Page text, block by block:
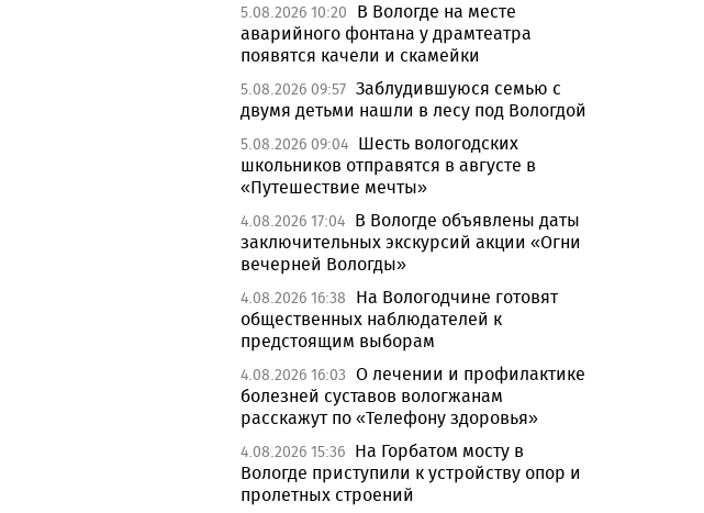
5.08.2026 10:20
В Вологде на месте
аварийного фонтана у драмтеатра
появятся качели и скамейки
5.08.2026 09:57 Заблудившуюся семью с
двумя детьми нашли в лесу под Вологдой
5.08.2026 09:04 Шесть вологодских
школьников отправятся в августе в
«Путешествие мечты»
4.08.2026 17:04 В Вологде объявлены даты
заключительных экскурсий акции «Огни
вечерней Вологды»
4.08.2026 16:38
На Вологодчине готовят
общественных наблюдателей к
предстоящим выборам
4.08.2026 16:03 О лечении и профилактике
болезней суставов вологжанам
расскажут по «Телефону здоровья»
4.08.2026 15:36 На Горбатом мосту в
Вологде приступили к устройству опор и
пролетных строений